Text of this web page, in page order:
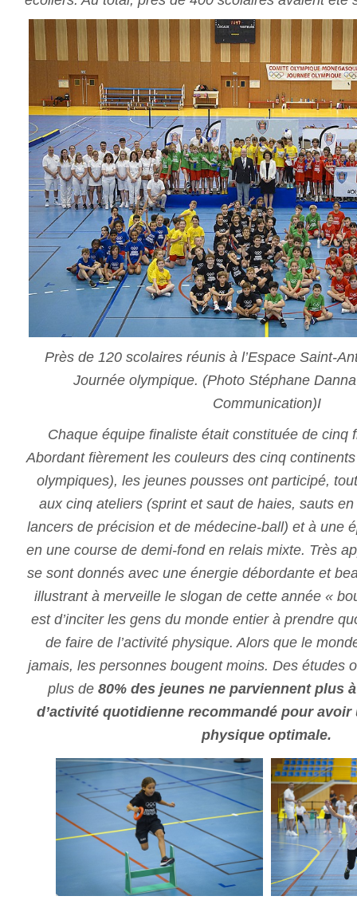
Près de 120 scolaires réunis à l’Espace Saint-
Journée olympique. (Photo Stéphane
Communication)I
Chaque équipe finaliste était constituée de cinq
Abordant fièrement les couleurs des cinq
olympiques), les jeunes pousses ont participé,
aux cinq ateliers (sprint et saut de haies, sauts
lancers de précision et de médecine-ball) et à une
en une course de demi-fond en relais mixte. Très
se sont donnés avec une énergie débordante et
illustrant à merveille le slogan de cette année «
est d’inciter les gens du monde entier à prendre
de faire de l’activité physique. Alors que le
jamais, les personnes bougent moins. Des études
plus de 80% des jeunes ne parviennent plus
d’activité quotidienne recommandé pour avoir
physique optimale.